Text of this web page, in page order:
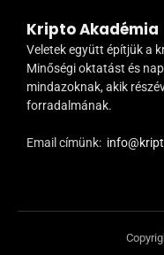
Kripto Akadémia
Veletek együtt építjük a
Minőségi oktatást és
mindazoknak, akik
forradalmának.
Email címünk: